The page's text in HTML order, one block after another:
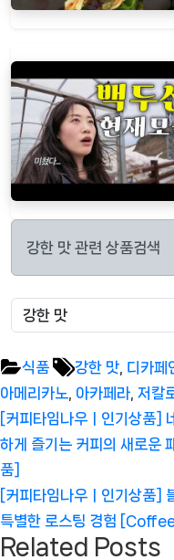
강한 맛 관련 상품검색
식품 Tags:
강한 맛 디카페
아메리카노
아카페라 저칼
글
탐
색
Previous
Post:
[커피타임나우ㅣ인기상품]
하게 즐기는 커피의 새로
품]
Next
Post:
[커피타임나우ㅣ인기상품]
특별한 로스팅 경험
Related Posts